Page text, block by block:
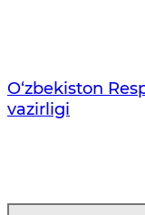
O‘zbekiston
vаzirligi